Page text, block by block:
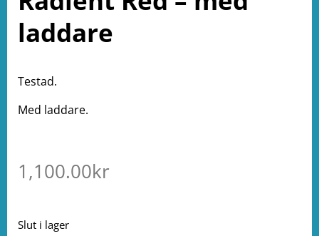
laddare
Testad.
Med laddare.
1,100.00kr
Slut i lager